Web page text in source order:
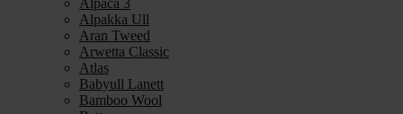
Alpaca 3
Alpakka Ull
Aran Tweed
Arwetta Classic
Atlas
Babyull Lanett
Bamboo Wool